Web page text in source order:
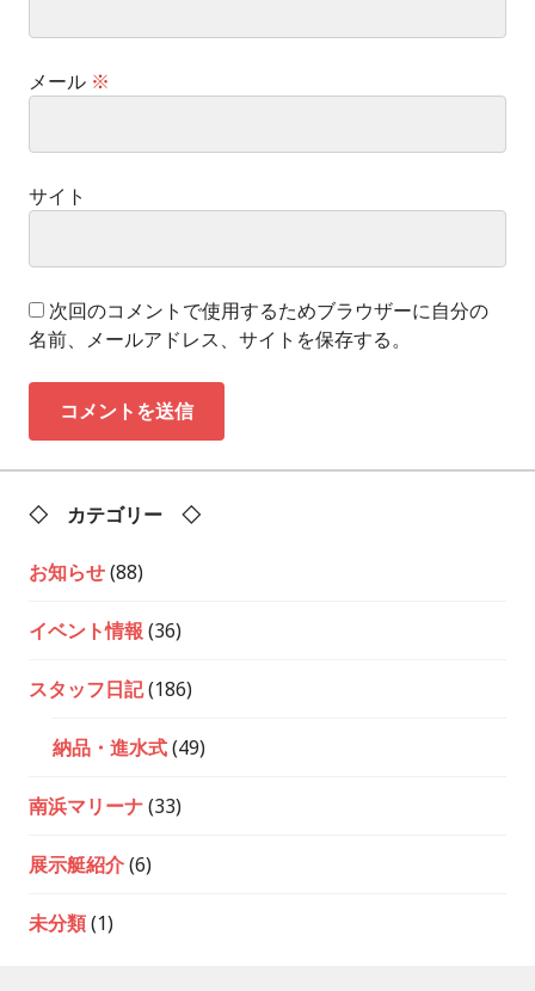
メール ※
サイト
次回のコメントで使用するためブラウザーに自分の
名前、メールアドレス、サイトを保存する。
◇ カテゴリー ◇
お知らせ(88)
イベント情報 (36)
スタッフ日記(186)
納品・進水式(49)
南浜マリーナ(33)
展示艇紹介(6)
未分類(1)